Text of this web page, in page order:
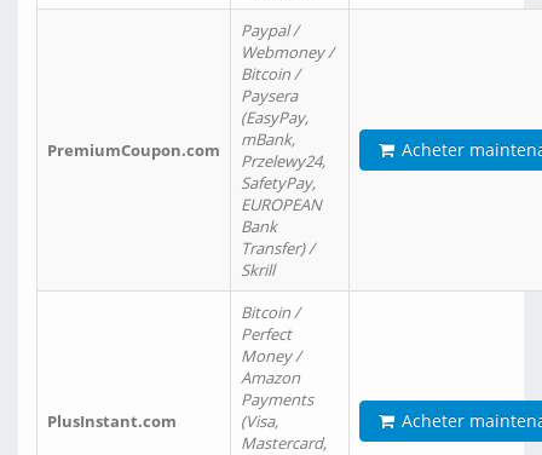
PremiumCoupon.com
Paypal /
Webmoney /
Bitcoin /
Paysera
(EasyPay,
mBank,
Przelewy24,
SafetyPay,
EUROPEAN
Bank
Transfer) /
Skrill
Acheter
PlusInstant.com
Bitcoin /
Perfect
Money /
Amazon
Payments
(Visa,
Mastercard,
Acheter